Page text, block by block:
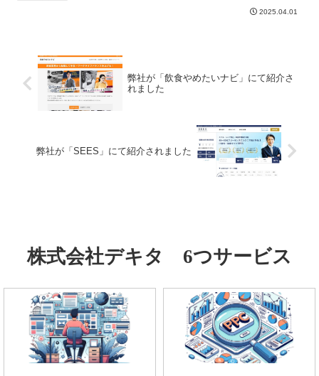
客を提案するランクアップ株式会社は、
2025.04.01
弊社が「飲食やめたいナビ」にて紹介さ
れました
弊社が「SEES」にて紹介されました
株式会社デキタ 6つサービス